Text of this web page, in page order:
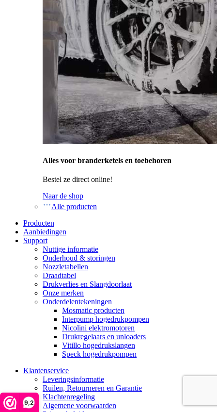
9,2
Alles voor branderketels en toebehoren
Bestel ze direct online!
Naar de shop
Alle producten
Producten
Aanbiedingen
Support
Nuttige informatie
Onderhoud & storingen
Nozzletabellen
Draadtabel
Drukverlies en Slangdoorlaat
Onze merken
Onderdelentekeningen
Mosmatic producten
Interpump hogedrukpompen
Nicolini elektromotoren
Drukregelaars en unloaders
Vitillo hogedrukslangen
Speck hogedrukpompen
Klantenservice
Leveringsinformatie
Ruilen, Retourneren en Garantie
Klachtenregeling
Algemene voorwaarden